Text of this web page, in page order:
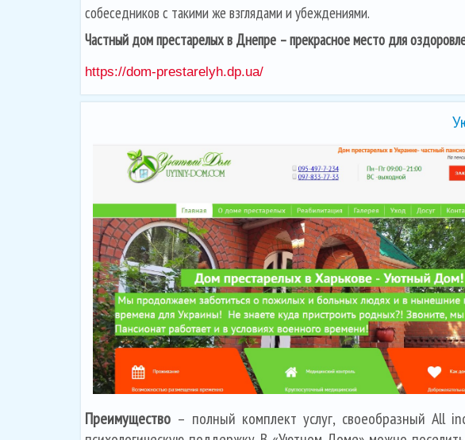
собеседников с такими же взглядами и убеждениями.
Частный дом престарелых в Днепре – прекрасное место для
https://dom-prestarelyh.dp.ua/
Преимущество – полный комплект услуг, своеобразный All